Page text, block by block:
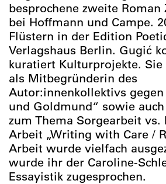
besprochene zweite
bei Hoffmann und Campe.
Flüstern in der Edition
Verlagshaus Berlin. Gugić
kuratiert Kulturprojekte. Sie
als Mitbegründerin des
Autor:innenkollektivs gegen
und Goldmund“ sowie
zum Thema Sorgearbeit vs.
Arbeit „Writing with Care /
Arbeit wurde vielfach
wurde ihr der Caroline-
Essayistik zugesprochen.